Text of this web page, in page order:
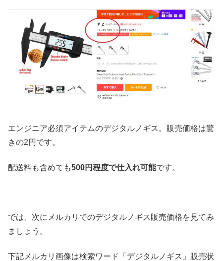
エンジニア必須アイテムのデジタルノギス。販売価格は驚
きの2円です。
配送料も含めても500円程度で仕入れ可能です。
では、次にメルカリでのデジタルノギス販売価格を見てみ
ましょう。
下記メルカリ画像は検索ワード「デジタルノギス」販売状